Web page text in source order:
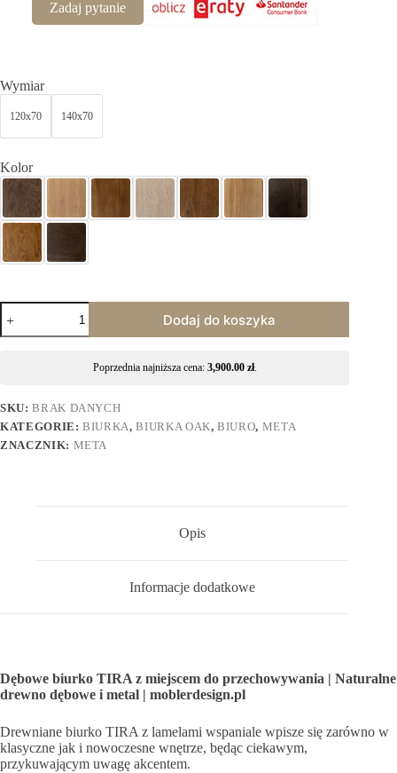
Zadaj pytanie
Wymiar
120x70 140x70
Kolor
Dodaj do koszyka
Poprzednia najniższa cena: 3,900.00 zł.
SKU:BRAK DANYCH
KATEGORIE:BIURKA,BIURKA OAK,BIURO, META
ZNACZNIK: META
Opis
Informacje dodatkowe
Dębowe biurko TIRA z miejscem do przechowywania | Naturalne
drewno dębowe i metal | moblerdesign.pl
Drewniane biurko TIRA z lamelami wspaniale wpisze się zarówno w
klasyczne jak i nowoczesne wnętrze, będąc ciekawym,
przykuwającym uwagę akcentem.